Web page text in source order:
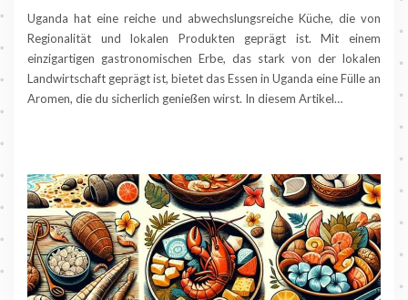
Uganda hat eine reiche und abwechslungsreiche Küche, die von
Regionalität und lokalen Produkten geprägt ist. Mit einem
einzigartigen gastronomischen Erbe, das stark von der lokalen
Landwirtschaft geprägt ist, bietet das Essen in Uganda eine Fülle an
Aromen, die du sicherlich genießen wirst. In diesem Artikel…